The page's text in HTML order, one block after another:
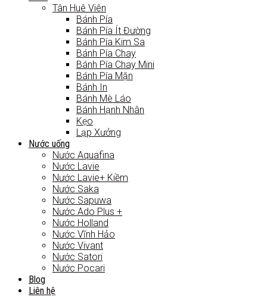
Tân Huê Viên
Bánh Pía
Bánh Pía Ít Đường
Bánh Pía Kim Sa
Bánh Pía Chay
Bánh Pía Chay Mini
Bánh Pía Mặn
Bánh In
Bánh Mè Láo
Bánh Hạnh Nhân
Kẹo
Lạp Xưởng
Nước uống
Nước Aquafina
Nước Lavie
Nước Lavie+ Kiềm
Nước Saka
Nước Sapuwa
Nước Ado Plus +
Nước Holland
Nước Vĩnh Hảo
Nước Vivant
Nước Satori
Nước Pocari
Blog
Liên hệ